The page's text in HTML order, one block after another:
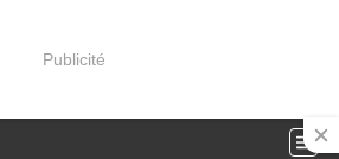
Publicité